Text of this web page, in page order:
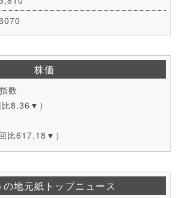
株価
数
8.36▼）
比617.18▼）
の地元紙トップニュース